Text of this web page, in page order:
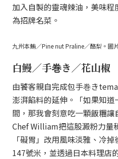
加入自製的靈魂辣油，美味
為招牌名菜。
九州本鮪／Pine nut Praline／酪梨。圖
白鰻／手巻き／花山椒
由饕客親自完成包手巻き
澎湃餡料的延伸。「如果知
間，那我會刻意吃一顆飯糰讓
Chef William把這股澱粉力量
「礙胃」改用風味淡雅、冷
147號米，並透過日本料理店